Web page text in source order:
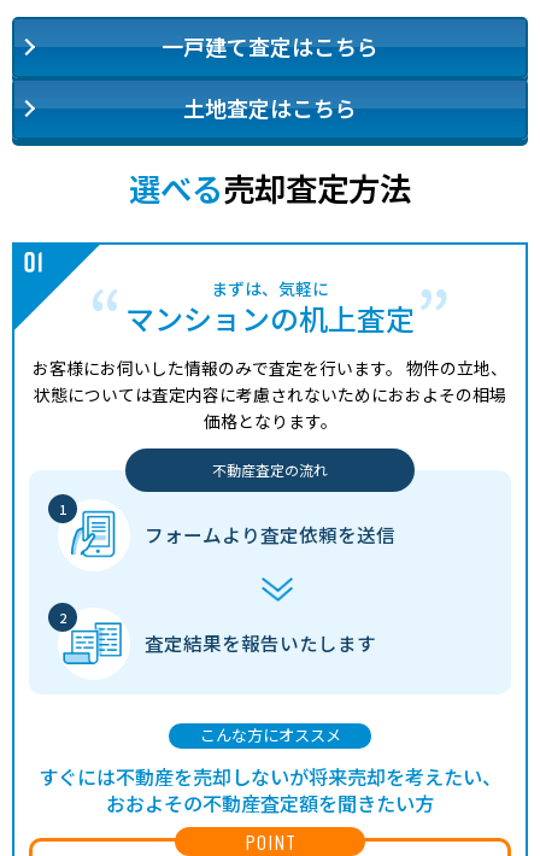
一戸建て査定はこちら
土地査定はこちら
選べる売却査定方法
まずは、気軽に
マンションの机上査定
お客様にお伺いした情報のみで査定を行います。 物件の立地、
状態については査定内容に考慮されないためにおおよその相場
価格となります。
不動産査定の流れ
フォームより査定依頼を送信
査定結果を報告いたします
POINT
こんな方にオススメ
すぐには不動産を売却しないが将来売却を考えたい、
おおよその不動産査定額を聞きたい方